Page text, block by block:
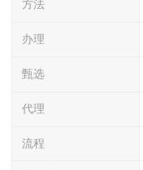
方法
办理
甄选
代理
流程